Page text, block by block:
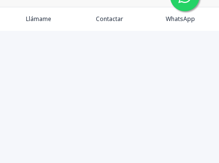
Llámame Contactar WhatsApp